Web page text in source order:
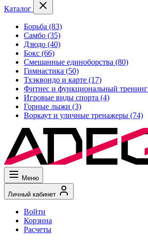
Каталог
Борьба (83)
Самбо (35)
Дзюдо (40)
Бокс (66)
Смешанные единоборства (80)
Гимнастика (50)
Тхэквондо и карте (17)
Фитнес и функциональный тренинг
Игровые виды спорта (4)
Горные лыжи (3)
Воркаут и уличные тренажеры (74)
Меню
Личный кабинет
Войти
Корзина
Расчеты